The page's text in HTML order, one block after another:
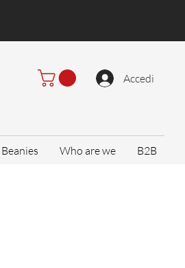
Accedi
Beanies Who are we B2B